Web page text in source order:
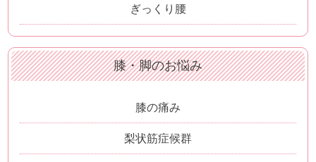
ぎっくり腰
膝・脚のお悩み
膝の痛み
梨状筋症候群